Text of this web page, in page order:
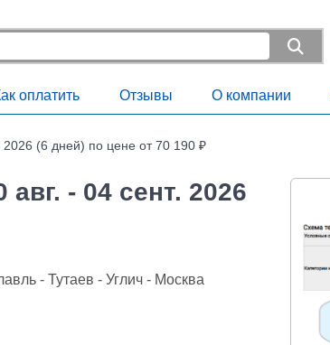
оплатить Отзывы О компании
2026 (6 дней) по цене от 70 190 ₽
- 04 сент. 2026
- Тутаев - Углич - Москва